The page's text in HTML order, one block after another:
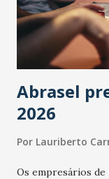
Abrasel
2026
Por Lauriberto
Os empresários de